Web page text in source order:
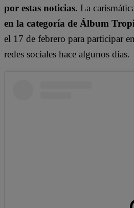
por estas noticias. La
en la categoría de Álbum
el 17 de febrero para participar
redes sociales hace algunos días.